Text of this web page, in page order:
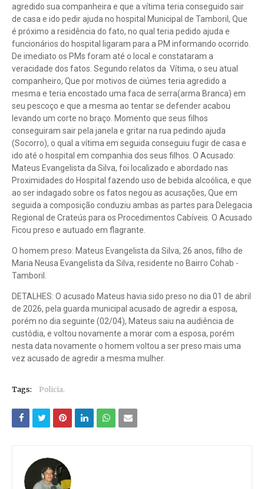
agredido sua companheira e que a vítima teria conseguido sair
de casa e ido pedir ajuda no hospital Municipal de Tamboril, Que
é próximo a residência do fato, no qual teria pedido ajuda e
funcionários do hospital ligaram para a PM informando ocorrido.
De imediato os PMs foram até o local e constataram a
veracidade dos fatos. Segundo relatos da Vítima, o seu atual
companheiro, Que por motivos de ciúmes teria agredido a
mesma e teria encostado uma faca de serra(arma Branca) em
seu pescoço e que a mesma ao tentar se defender acabou
levando um corte no braço. Momento que seus filhos
conseguiram sair pela janela e gritar na rua pedindo ajuda
(Socorro), o qual a vítima em seguida conseguiu fugir de casa e
ido até o hospital em companhia dos seus filhos. O Acusado:
Mateus Evangelista da Silva, foi localizado e abordado nas
Proximidades do Hospital fazendo uso de bebida alcoólica, e que
ao ser indagado sobre os fatos negou as acusações, Que em
seguida a composição conduziu ambas as partes para Delegacia
Regional de Crateús para os Procedimentos Cabíveis. O Acusado
Ficou preso e autuado em flagrante.
O homem preso: Mateus Evangelista da Silva, 26 anos, filho de
Maria Neusa Evangelista da Silva, residente no Bairro Cohab -
Tamboril.
DETALHES: O acusado Mateus havia sido preso no dia 01 de abril
de 2026, pela guarda municipal acusado de agredir a esposa,
porém no dia seguinte (02/04), Mateus saiu na audiência de
custódia, e voltou novamente a morar com a esposa, porém
nesta data novamente o homem voltou a ser preso mais uma
vez acusado de agredir a mesma mulher.
Tags: Policia.